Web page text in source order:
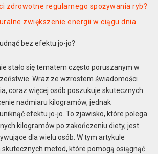
zdrowotne regularnego spożywania ryb?
zwiększenie energii w ciągu dnia
bez efektu jo-jo?
stało się tematem często poruszanym w
Wraz ze wzrostem świadomości
coraz więcej osób poszukuje skutecznych
nadmiaru kilogramów, jednak
efektu jo-jo. To zjawisko, które polega
kilogramów po zakończeniu diety, jest
dla wielu osób. W tym artykule
metod, które pomogą osiągnąć